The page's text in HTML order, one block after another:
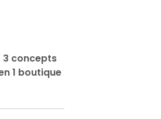
3 concepts
1 boutique